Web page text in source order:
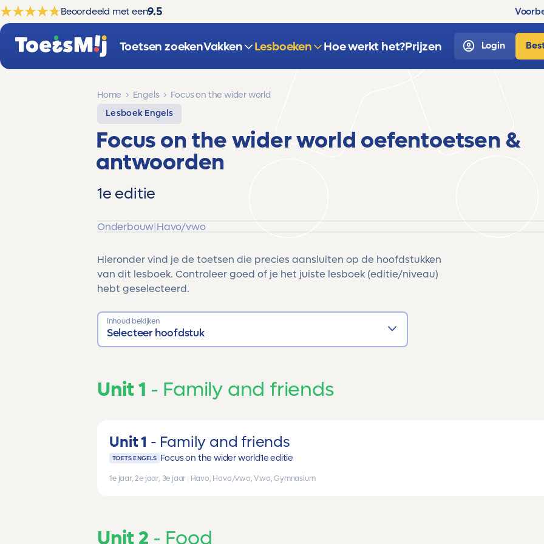
Beoordeeld met een9.5
Toetsen zoekenVakken Lesboeken Hoe werkt het?Prijzen Login
Home Engels
Focus on the wider world
Lesboek Engels
Focus on the wider world oefentoetsen &
antwoorden
1e editie
Onderbouw|Havo/vwo
Hieronder vind je de toetsen die precies aansluiten op de hoofdstukken
van dit lesboek. Controleer goed of je het juiste lesboek (editie/niveau)
hebt geselecteerd.
Inhoud bekijken
Selecteer hoofdstuk
Unit 1 Family and friends
Unit 1 Family and friends
TOETS ENGELS Focus on the wider world1e editie
1e jaar, 2e jaar, 3e jaar Havo, Havo/vwo, Vwo, Gymnasium
Unit 2 Food